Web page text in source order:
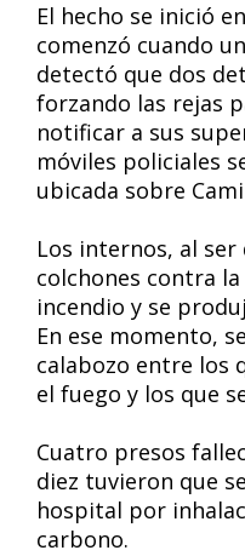
El hecho se inició
comenzó cuando
detectó que dos
forzando las rejas
notificar a sus
móviles policiales
ubicada sobre
Los internos, al
colchones contra
incendio y se
En ese momento,
calabozo entre los
el fuego y los que
Cuatro presos
diez tuvieron que
hospital por
carbono.